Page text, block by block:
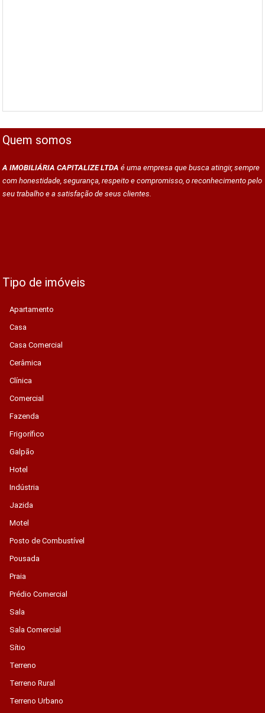
Quem somos
A IMOBILIÁRIA CAPITALIZE LTDA é uma empresa que busca atingir, sempre
com honestidade, segurança, respeito e compromisso, o reconhecimento pelo
seu trabalho e a satisfação de seus clientes.
Tipo de imóveis
Apartamento
Casa
Casa Comercial
Cerâmica
Clínica
Comercial
Fazenda
Frigorífico
Galpão
Hotel
Indústria
Jazida
Motel
Posto de Combustível
Pousada
Praia
Prédio Comercial
Sala
Sala Comercial
Sítio
Terreno
Terreno Rural
Terreno Urbano